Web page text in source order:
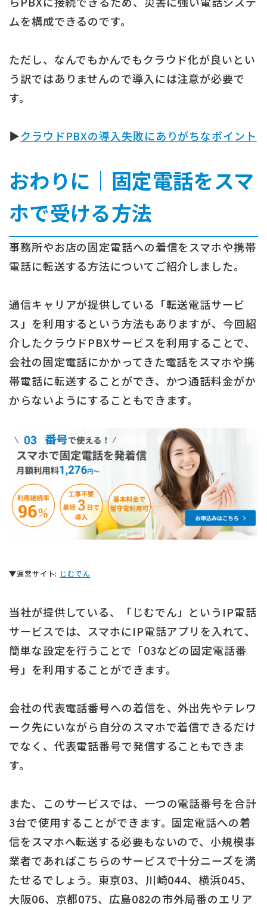
ムを構成できるのです。
ただし、なんでもかんでもクラウド化が良いとい
う訳ではありませんので導入には注意が必要で
す。
▶︎クラウドPBXの導入失敗にありがちなポイント
おわりに｜固定電話をスマ
ホで受ける方法
事務所やお店の固定電話への着信をスマホや携帯
電話に転送する方法についてご紹介しました。
通信キャリアが提供している「転送電話サービ
ス」を利用するという方法もありますが、今回紹
介したクラウドPBXサービスを利用することで、
会社の固定電話にかかってきた電話をスマホや携
帯電話に転送することができ、かつ通話料金がか
からないようにすることもできます。
▼運営サイト: じむでん
当社が提供している、「じむでん」というIP電話
サービスでは、スマホにIP電話アプリを入れて、
簡単な設定を行うことで「03などの固定電話番
号」を利用することができます。
会社の代表電話番号への着信を、外出先やテレワ
ーク先にいながら自分のスマホで着信できるだけ
でなく、代表電話番号で発信することもできま
す。
また、このサービスでは、一つの電話番号を合計
3台で使用することができます。固定電話への着
信をスマホへ転送する必要もないので、小規模事
業者であればこちらのサービスで十分ニーズを満
たせるでしょう。東京03、川崎044、横浜045、
大阪06、京都075、広島082の市外局番のエリア